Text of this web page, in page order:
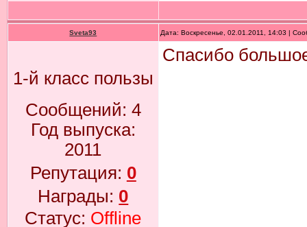
Sveta93 Дата: Воскресенье, 02.01.2011, 14:03 |
1-й класс пользы
Сообщений: 4
Год выпуска:
2011
Репутация: 0
Награды: 0
Статус: Offline
Спасибо